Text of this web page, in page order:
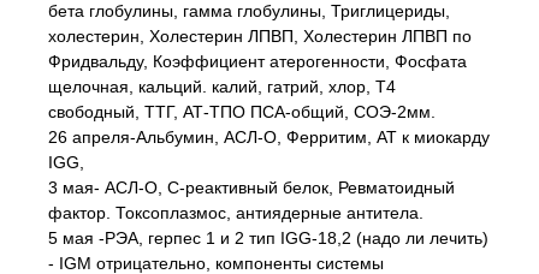
бета глобулины, гамма глобулины, Триглицериды,
холестерин, Холестерин ЛПВП, Холестерин ЛПВП по
Фридвальду, Коэффициент атерогенности, Фосфата
щелочная, кальций. калий, гатрий, хлор, Т4
свободный, ТТГ, АТ-ТПО ПСА-общий, СОЭ-2мм.
26 апреля-Альбумин, АСЛ-О, Ферритим, АТ к миокарду
IGG,
3 мая- АСЛ-О, С-реактивный белок, Ревматоидный
фактор. Токсоплазмос, антиядерные антитела.
5 мая -РЭА, герпес 1 и 2 тип IGG-18,2 (надо ли лечить)
- IGM отрицательно, компоненты системы